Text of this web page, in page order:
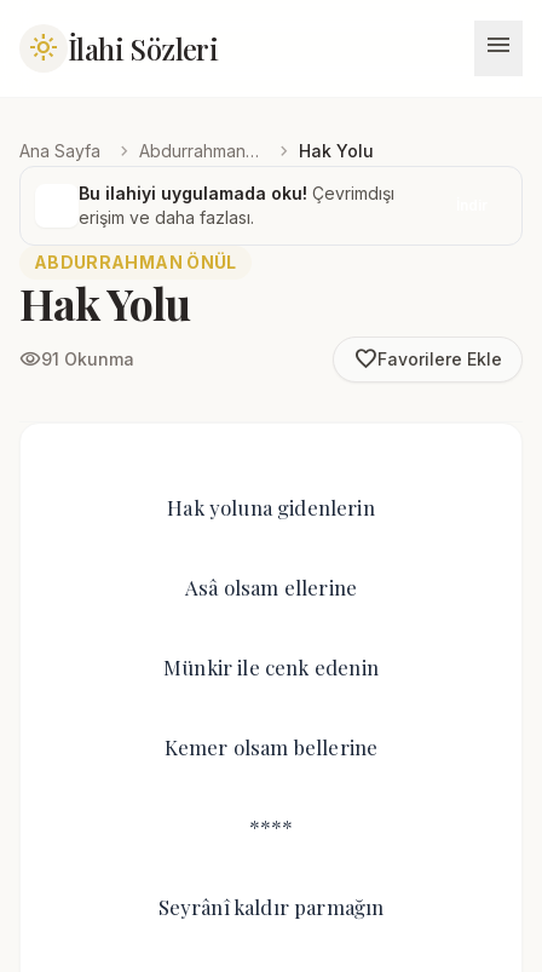
light_mode İlahi Sözleri menu
Ana Sayfa chevron_right Abdurrahman Önül chevron_right Hak Yolu
Bu ilahiyi uygulamada oku! Çevrimdışı
erişim ve daha fazlası.
ABDURRAHMAN ÖNÜL
Hak Yolu
visibility91 Okunma favorite_borderFavorilere Ekle
Hak yoluna gidenlerin
Asâ olsam ellerine
Münkir ile cenk edenin
Kemer olsam bellerine
****
Seyrânî kaldır parmağın